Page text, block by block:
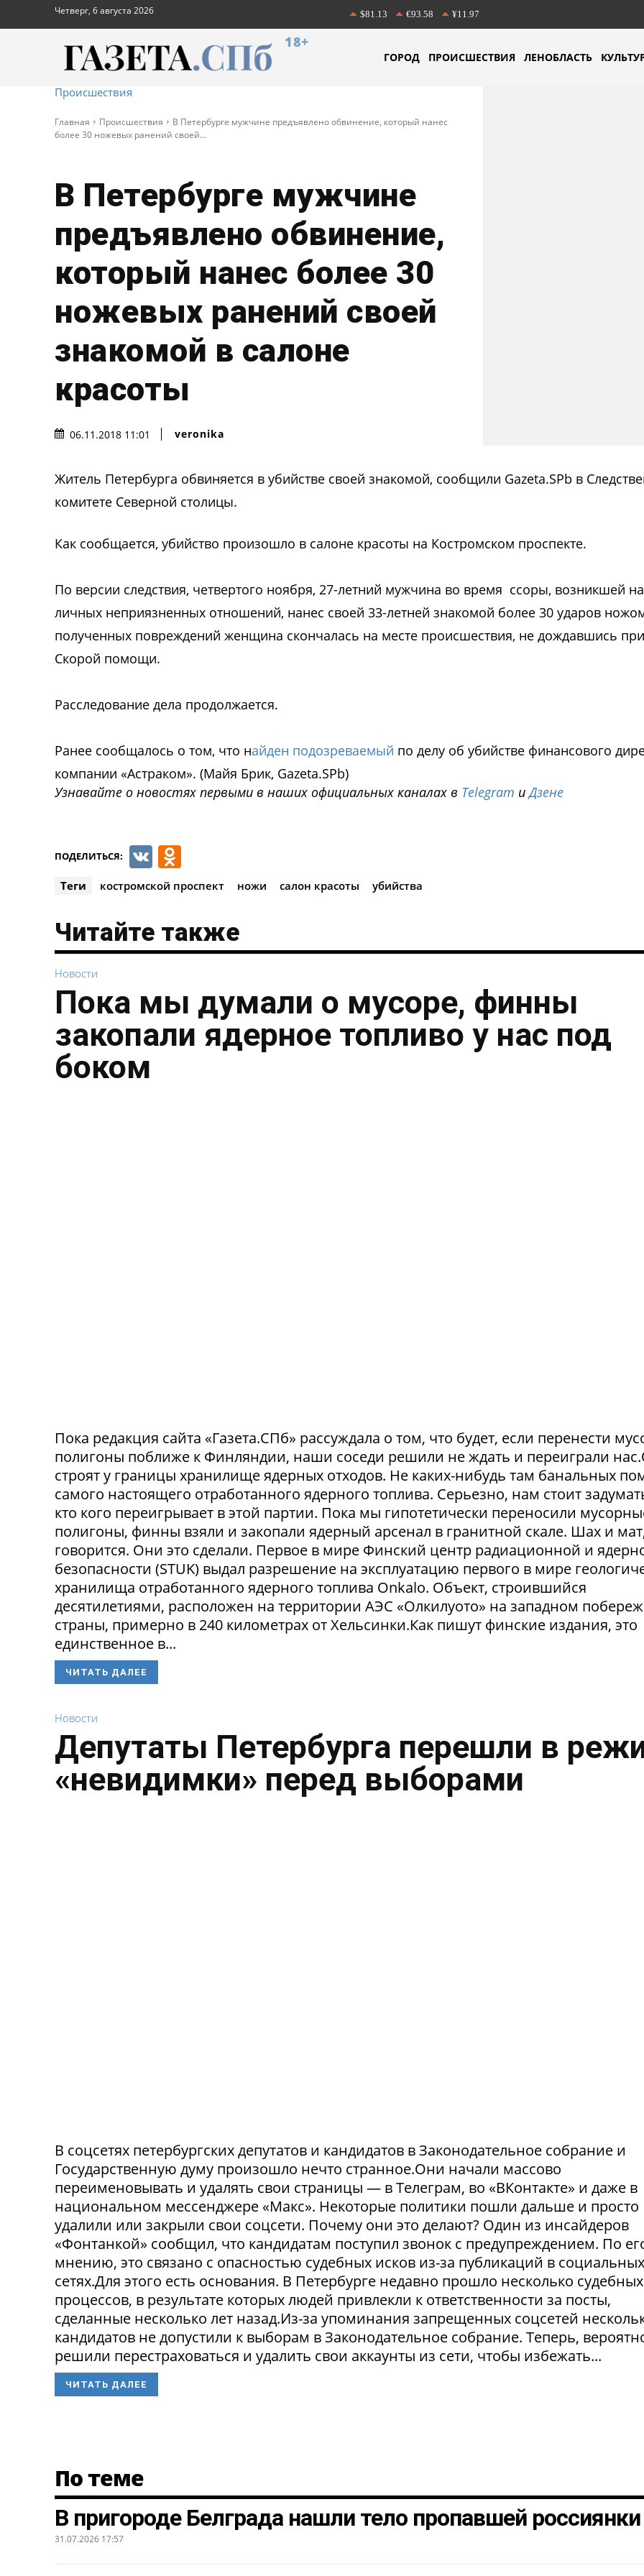
Четверг, 6 августа 2026 $81.13 €93.58 ¥11.97
18+
ГОРОД ПРОИСШЕСТВИЯ ЛЕНОБЛАСТЬ
Происшествия
Главная Происшествия
В Петербурге мужчине предъявлено обвинение, который нанес
более 30 ножевых ранений своей...
В Петербурге мужчине
предъявлено обвинение,
который нанес более 30
ножевых ранений своей
знакомой в салоне
красоты
06.11.2018 11:01 veronika
Житель Петербурга обвиняется в убийстве своей знакомой, сообщили Gazeta.SPb в
комитете Cеверной столицы.
Как сообщается, убийство произошло в салоне красоты на Костромском проспекте.
По версии следствия, четвертого ноября, 27-летний мужчина во время ссоры, возникшей
личных неприязненных отношений, нанес своей 33-летней знакомой более 30 ударов
полученных повреждений женщина скончалась на месте происшествия, не дождавшись
Скорой помощи.
Расследование дела продолжается.
Ранее сообщалось о том, что найден подозреваемый по делу об убийстве финансового
компании «Астраком». (Майя Брик, Gazeta.SPb)
Узнавайте о новостях первыми в наших официальных каналах в Telegram иДзене
ПОДЕЛИТЬСЯ: VK
Теги костромской проспект ножи салон красоты убийства
Читайте также
Новости
Пока мы думали о мусоре, финны
закопали ядерное топливо у нас под
боком
Пока редакция сайта «Газета.СПб» рассуждала о том, что будет, если перенести
полигоны поближе к Финляндии, наши соседи решили не ждать и переиграли
строят у границы хранилище ядерных отходов. Не каких-нибудь там банальных
самого настоящего отработанного ядерного топлива. Серьезно, нам стоит
кто кого переигрывает в этой партии. Пока мы гипотетически переносили
полигоны, финны взяли и закопали ядерный арсенал в гранитной скале. Шах и
говорится. Они это сделали. Первое в мире Финский центр радиационной и
безопасности (STUK) выдал разрешение на эксплуатацию первого в мире
хранилища отработанного ядерного топлива Onkalo. Объект, строившийся
десятилетиями, расположен на территории АЭС «Олкилуото» на западном
страны, примерно в 240 километрах от Хельсинки.Как пишут финские издания, это
единственное в...
ЧИТАТЬ ДАЛЕЕ
Новости
Депутаты Петербурга перешли в
«невидимки» перед выборами
В соцсетях петербургских депутатов и кандидатов в Законодательное собрание и
Государственную думу произошло нечто странное.Они начали массово
переименовывать и удалять свои страницы — в Телеграм, во «ВКонтакте» и даже в
национальном мессенджере «Макс». Некоторые политики пошли дальше и просто
удалили или закрыли свои соцсети. Почему они это делают? Один из инсайдеров
«Фонтанкой» сообщил, что кандидатам поступил звонок с предупреждением. По
мнению, это связано с опасностью судебных исков из-за публикаций в социальных
сетях.Для этого есть основания. В Петербурге недавно прошло несколько судебных
процессов, в результате которых людей привлекли к ответственности за посты,
сделанные несколько лет назад.Из-за упоминания запрещенных соцсетей
кандидатов не допустили к выборам в Законодательное собрание. Теперь,
решили перестраховаться и удалить свои аккаунты из сети, чтобы избежать...
ЧИТАТЬ ДАЛЕЕ
По теме
В пригороде Белграда нашли тело пропавшей россиянки
31.07.2026 17:57